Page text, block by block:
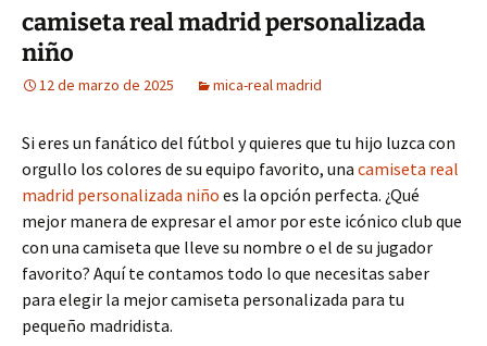
camiseta real madrid personalizada
niño
12 de marzo de 2025 mica-real madrid
Si eres un fanático del fútbol y quieres que tu hijo luzca con
orgullo los colores de su equipo favorito, una camiseta real
madrid personalizada niño es la opción perfecta. ¿Qué
mejor manera de expresar el amor por este icónico club que
con una camiseta que lleve su nombre o el de su jugador
favorito? Aquí te contamos todo lo que necesitas saber
para elegir la mejor camiseta personalizada para tu
pequeño madridista.